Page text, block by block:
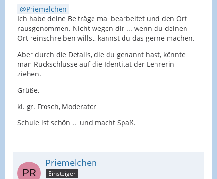
Priemelchen
Ich habe deine Beiträge mal bearbeitet und den Ort
rausgenommen. Nicht wegen dir ... wenn du deinen
Ort reinschreiben willst, kannst du das gerne machen.
Aber durch die Details, die du genannt hast, könnte
man Rückschlüsse auf die Identität der Lehrerin
ziehen.
Grüße,
kl. gr. Frosch, Moderator
Schule ist schön ... und macht Spaß.
Priemelchen
Einsteiger